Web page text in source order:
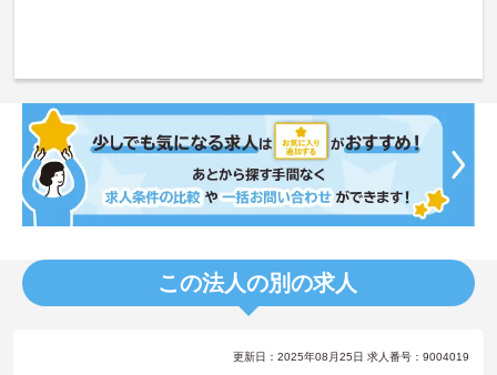
この法人の別の求人
更新日：2025年08月25日 求人番号：9004019